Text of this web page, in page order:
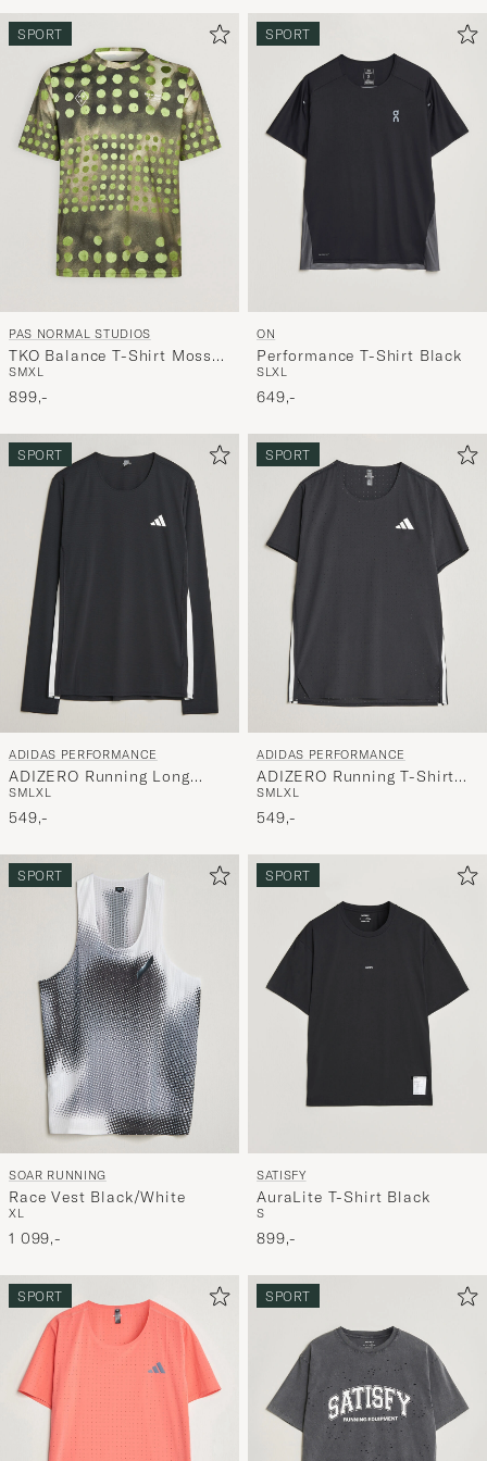
aktivere
Min
stil,
oplev
mere
til
SPORT
PAS NORMAL STUDIOS
TKO Balance T-Shirt Moss
Green
SMXL
899,-
SPORT
ON
Performance T-Shirt Black
SLXL
649,-
SPORT
ADIDAS PERFORMANCE
ADIZERO Running Long
Sleeve T-Shirt Black
SMLXL
549,-
SPORT
ADIDAS PERFORMANCE
ADIZERO Running T-Shirt
Black
SMLXL
549,-
SPORT
SOAR RUNNING
Race Vest Black/White
XL
1 099,-
SPORT
SATISFY
AuraLite T-Shirt Black
S
899,-
SPORT SPORT